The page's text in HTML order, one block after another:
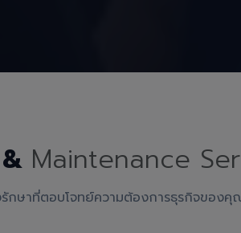
Maintenance
รักษาที่ตอบโจทย์ความต้องการธุรกิจของ